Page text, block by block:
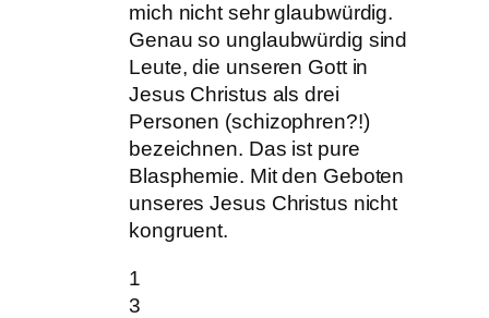
mich nicht sehr glaubwürdig.
Genau so unglaubwürdig sind
Leute, die unseren Gott in
Jesus Christus als drei
Personen (schizophren?!)
bezeichnen. Das ist pure
Blasphemie. Mit den Geboten
unseres Jesus Christus nicht
kongruent.
1
3